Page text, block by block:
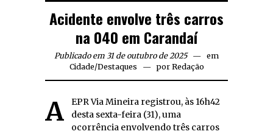
Acidente envolve três carros
na 040 em Carandaí
Publicado em 31 de outubro de 2025
em
Cidade/Destaques por Redação
A EPR Via Mineira registrou, às 16h42
desta sexta-feira (31), uma
ocorrência envolvendo três carros